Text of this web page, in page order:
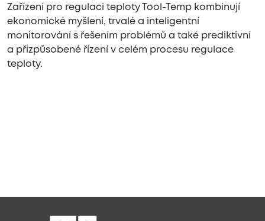
Zařízení pro regulaci teploty Tool-Temp kombinují
ekonomické myšlení, trvalé a inteligentní
monitorování s řešením problémů a také prediktivní
a přizpůsobené řízení v celém procesu regulace
teploty.